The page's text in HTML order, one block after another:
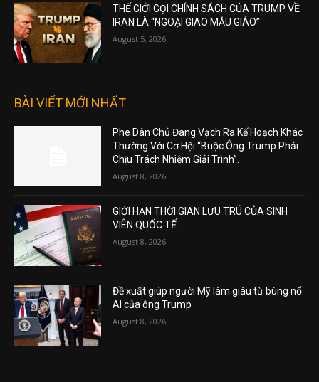
THẾ GIỚI GỌI CHÍNH SÁCH CỦA TRUMP VỀ
IRAN LÀ “NGOẠI GIAO MẪU GIÁO”
August 5, 2026
BÀI VIẾT MỚI NHẤT
Phe Dân Chủ Đang Vạch Ra Kế Hoạch Khác
Thường Với Cơ Hội “Buộc Ông Trump Phải
Chịu Trách Nhiệm Giải Trình”.
August 8, 2026
GIỚI HẠN THỜI GIAN LƯU TRÚ CỦA SINH
VIÊN QUỐC TẾ
August 8, 2026
Đề xuất giúp người Mỹ làm giàu từ bùng nổ
AI của ông Trump
August 8, 2026